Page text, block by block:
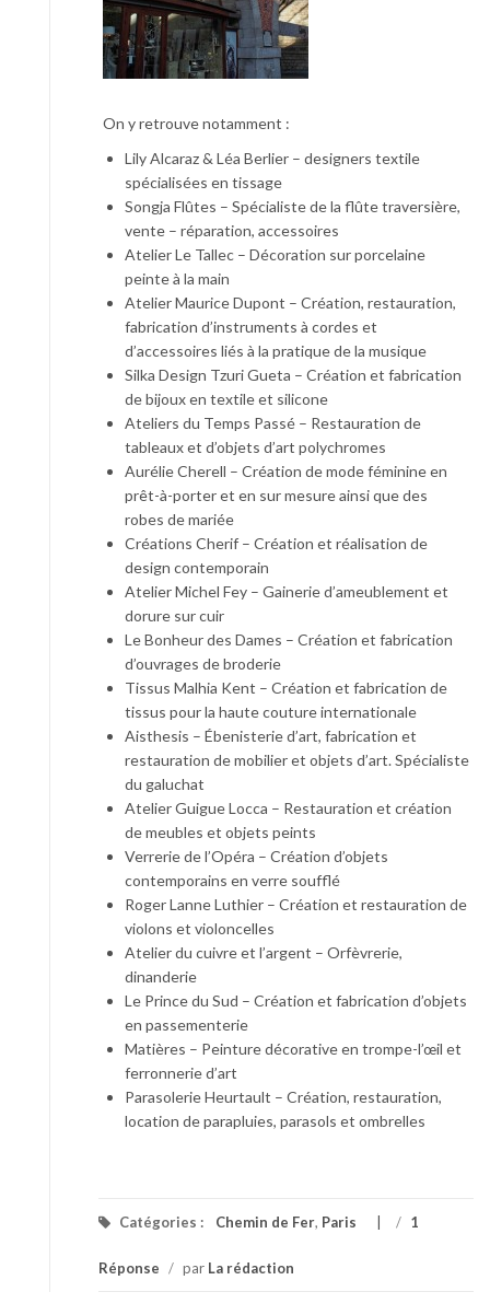
On y retrouve notamment :
Lily Alcaraz & Léa Berlier – designers textile
spécialisées en tissage
Songja Flûtes – Spécialiste de la flûte traversière,
vente – réparation, accessoires
Atelier Le Tallec – Décoration sur porcelaine
peinte à la main
Atelier Maurice Dupont – Création, restauration,
fabrication d’instruments à cordes et
d’accessoires liés à la pratique de la musique
Silka Design Tzuri Gueta – Création et fabrication
de bijoux en textile et silicone
Ateliers du Temps Passé – Restauration de
tableaux et d’objets d’art polychromes
Aurélie Cherell – Création de mode féminine en
prêt-à-porter et en sur mesure ainsi que des
robes de mariée
Créations Cherif – Création et réalisation de
design contemporain
Atelier Michel Fey – Gainerie d’ameublement et
dorure sur cuir
Le Bonheur des Dames – Création et fabrication
d’ouvrages de broderie
Tissus Malhia Kent – Création et fabrication de
tissus pour la haute couture internationale
Aisthesis – Ébenisterie d’art, fabrication et
restauration de mobilier et objets d’art. Spécialiste
du galuchat
Atelier Guigue Locca – Restauration et création
de meubles et objets peints
Verrerie de l’Opéra – Création d’objets
contemporains en verre soufflé
Roger Lanne Luthier – Création et restauration de
violons et violoncelles
Atelier du cuivre et l’argent – Orfèvrerie,
dinanderie
Le Prince du Sud – Création et fabrication d’objets
en passementerie
Matières – Peinture décorative en trompe-l’œil et
ferronnerie d’art
Parasolerie Heurtault – Création, restauration,
location de parapluies, parasols et ombrelles
Catégories : Chemin de Fer, Paris / 1
Réponse / par La rédaction